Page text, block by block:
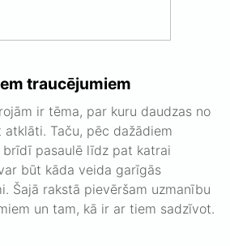
traucējumiem
ir tēma, par kuru daudzas no
atklāti. Taču, pēc dažādiem
pasaulē līdz pat katrai
būt kāda veida garīgās
Šajā rakstā pievēršam uzmanību
un tam, kā ir ar tiem sadzīvot.